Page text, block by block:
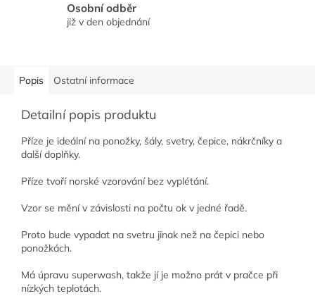
Osobní odběr
již v den objednání
Popis Ostatní informace
Detailní popis produktu
Příze je ideální na ponožky, šály, svetry, čepice, nákrčníky a
další doplňky.
Příze tvoří norské vzorování bez vyplétání.
Vzor se mění v závislosti na počtu ok v jedné řadě.
Proto bude vypadat na svetru jinak než na čepici nebo
ponožkách.
Má úpravu superwash, takže jí je možno prát v pračce při
nízkých teplotách.